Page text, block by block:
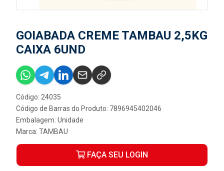
GOIABADA CREME TAMBAU 2,5KG
CAIXA 6UND
Código: 24035
Código de Barras do Produto: 7896945402046
Embalagem: Unidade
Marca: TAMBAU
FAÇA SEU LOGIN